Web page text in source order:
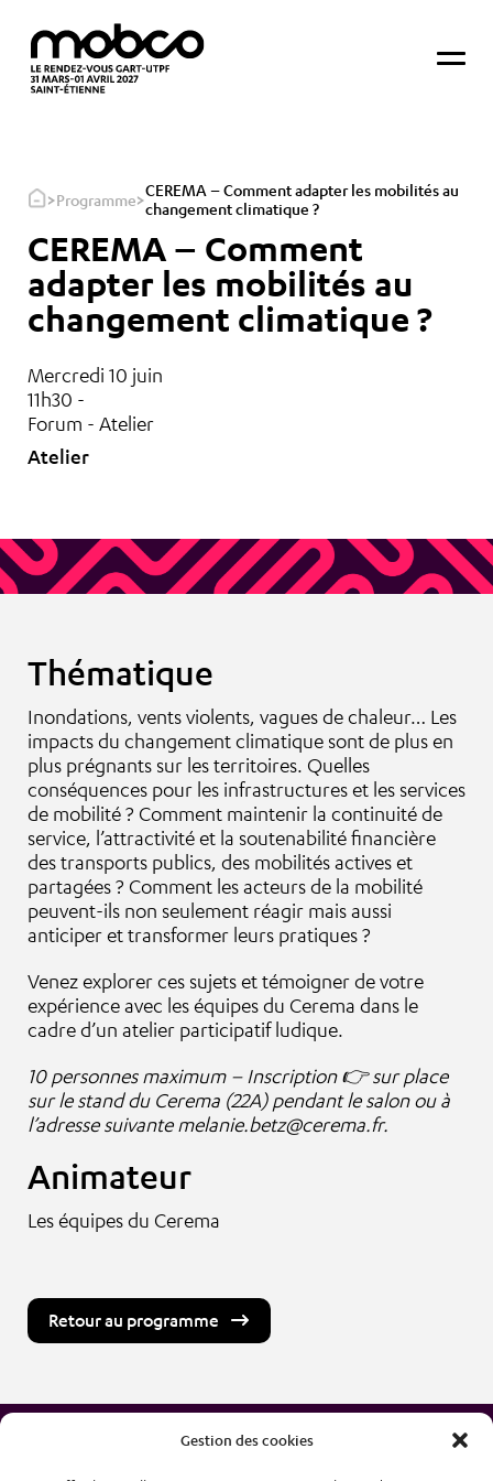
Gestion des cookies
>Programme>CEREMA – Comment adapter les mobilités au
changement climatique ?
CEREMA – Comment
adapter les mobilités au
changement climatique ?
Mercredi 10 juin
11h30 -
Forum - Atelier
Atelier
Thématique
Inondations, vents violents, vagues de chaleur… Les
impacts du changement climatique sont de plus en
plus prégnants sur les territoires. Quelles
conséquences pour les infrastructures et les services
de mobilité ? Comment maintenir la continuité de
service, l’attractivité et la soutenabilité financière
des transports publics, des mobilités actives et
partagées ? Comment les acteurs de la mobilité
peuvent-ils non seulement réagir mais aussi
anticiper et transformer leurs pratiques ?
Venez explorer ces sujets et témoigner de votre
expérience avec les équipes du Cerema dans le
cadre d’un atelier participatif ludique.
10 personnes maximum – Inscription 👉 sur place
sur le stand du Cerema (22A) pendant le salon ou à
l’adresse suivante melanie.betz@cerema.fr.
Animateur
Les équipes du Cerema
Retour au programme